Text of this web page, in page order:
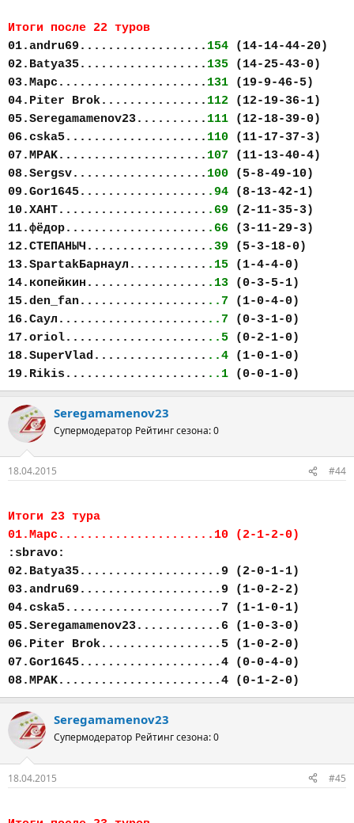
Итоги после 22 туров
01.andru69.................. 154 (14-14-44-20)
02.Batya35.................. 135 (14-25-43-0)
03.Марс..................... 131 (19-9-46-5)
04.Piter Brok............... 112 (12-19-36-1)
05.Seregamamenov23.......... 111 (12-18-39-0)
06.cska5.................... 110 (11-17-37-3)
07.MPAK..................... 107 (11-13-40-4)
08.Sergsv................... 100 (5-8-49-10)
09.Gor1645.................. .94 (8-13-42-1)
10.ХАНТ..................... .69 (2-11-35-3)
11.фёдор.................... .66 (3-11-29-3)
12.СТЕПАНЫЧ................. .39 (5-3-18-0)
13.SpartakБарнаул........... .15 (1-4-4-0)
14.копейкин................. .13 (0-3-5-1)
15.den_fan.................. ..7 (1-0-4-0)
16.Саул..................... ..7 (0-3-1-0)
17.oriol.................... ..5 (0-2-1-0)
18.SuperVlad................ ..4 (1-0-1-0)
19.Rikis.................... ..1 (0-0-1-0)
Seregamamenov23
Супермодератор Рейтинг сезона: 0
18.04.2015 #44
Итоги 23 тура
01.Марс......................10 (2-1-2-0)
:sbravo:
02.Batya35....................9 (2-0-1-1)
03.andru69....................9 (1-0-2-2)
04.cska5......................7 (1-1-0-1)
05.Seregamamenov23............6 (1-0-3-0)
06.Piter Brok.................5 (1-0-2-0)
07.Gor1645....................4 (0-0-4-0)
08.MPAK.......................4 (0-1-2-0)
Seregamamenov23
Супермодератор Рейтинг сезона: 0
18.04.2015 #45